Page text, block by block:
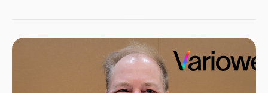
데이터를 활용한 다양한 기업들과의 협업을 선보일 예정이다.이 대표는
"'Asleep is everywhere'를 모토로 AI시대 엔비디아처럼 슬립테크의 인프라
역할을 하면서 수면 관련 모든 제품에 탑재하겠다는 목표를 세웠다"고 포부를
밝혔다. 이 대표로부터 에이슬립의 AI 수면분석 기술과 Z톡 서비스에 대해